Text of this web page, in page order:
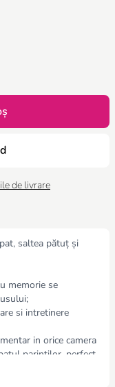
de livrare
saltea pătuț și
memorie se
si intretinere
in orice camera
parintilor, perfect